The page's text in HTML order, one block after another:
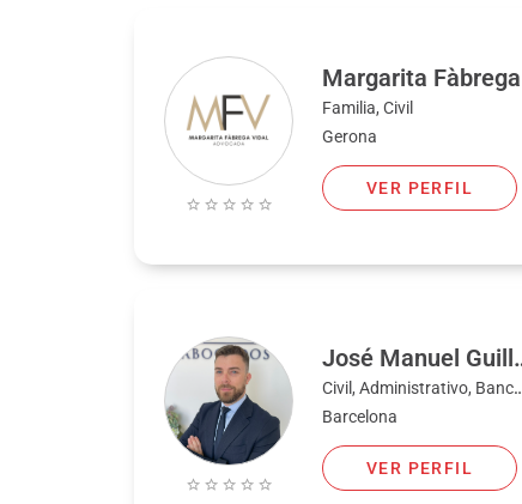
Margarita Fàbrega
Familia, Civil
Gerona
VER PERFIL
José
Civil, Administrativo,
Barcelona
VER PERFIL